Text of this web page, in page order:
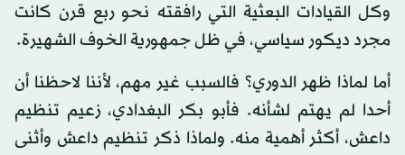
وكل القيادات البعثية التي رافقته نحو ربع قرن كانت
مجرد ديكور سياسي، في ظل جمهورية الخوف الشهيرة.
أما لماذا ظهر الدوري؟ فالسبب غير مهم، لأننا لاحظنا أن
أحدا لم يهتم لشأنه. فأبو بكر البغدادي، زعيم تنظيم
داعش، أكثر أهمية منه. ولماذا ذكر تنظيم داعش وأثنى